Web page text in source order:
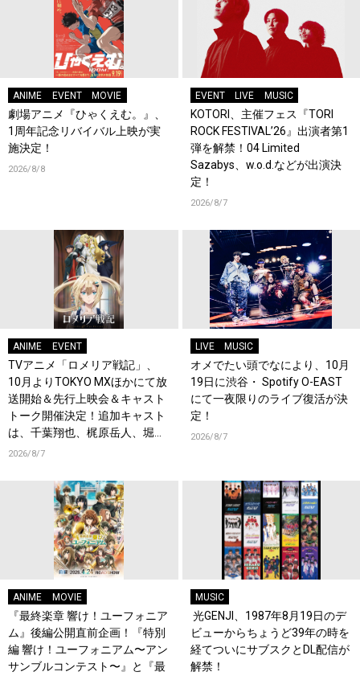
ANIME EVENT MOVIE
劇場アニメ『ひゃくえむ。』、
1周年記念リバイバル上映が実
施決定！
2026/8/8
EVENT LIVE MUSIC
KOTORI、主催フェス『TORI
ROCK FESTIVAL’26』出演者第1
弾を解禁！04 Limited
Sazabys、w.o.d.などが出演決
定！
2026/8/7
ANIME EVENT
TVアニメ「ロメリア戦記」、
10月よりTOKYO MXほかにて放
送開始＆先行上映会＆キャスト
トーク開催決定！追加キャスト
は、千葉翔也、梶原岳人、堀江
瞬、綿貫竜之介！PV第1弾公
2026/8/7
LIVE MUSIC
オメでたい頭でなにより、10月
19日に渋谷・ Spotify O-EAST
にて一夜限りのライブ復活が決
定！
2026/8/7
ANIME MOVIE
『最終楽章 響け！ユーフォニア
ム』後編公開直前企画！『特別
編 響け！ユーフォニアム〜アン
サンブルコンテスト〜』と『最
MUSIC
光GENJI、1987年8月19日のデ
ビューからちょうど39年の時を
経てついにサブスクとDL配信が
解禁！